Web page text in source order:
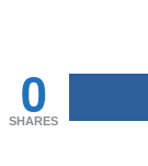
0
SHARES